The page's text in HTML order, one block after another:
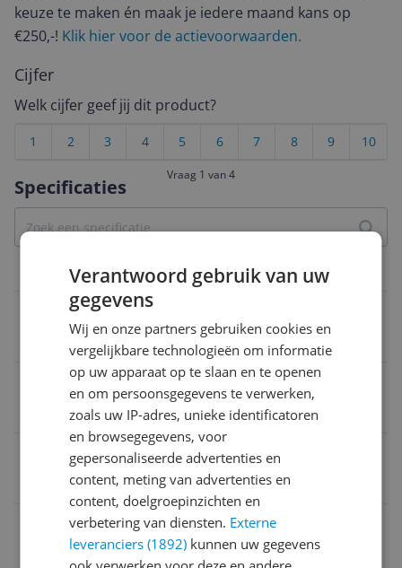
Specificaties
Overige kenmerken
Verpakking hoogte
CE markering
Frequentie
Product breedte
keuze te maken én maak je iedere maand kans op
€250,-! Klik hier voor de actievoorwaarden.
Cijfer
Welk cijfer geef jij dit product?
10
9
8
7
6
5
4
3
2
1
Vraag 1 van 4
Verantwoord gebruik van uw
gegevens
Wij en onze partners gebruiken cookies en
vergelijkbare technologieën om informatie
op uw apparaat op te slaan en te openen
en om persoonsgegevens te verwerken,
zoals uw IP-adres, unieke identificatoren
en browsegegevens, voor
gepersonaliseerde advertenties en
content, meting van advertenties en
content, doelgroepinzichten en
verbetering van diensten. Externe
leveranciers (1892) kunnen uw gegevens